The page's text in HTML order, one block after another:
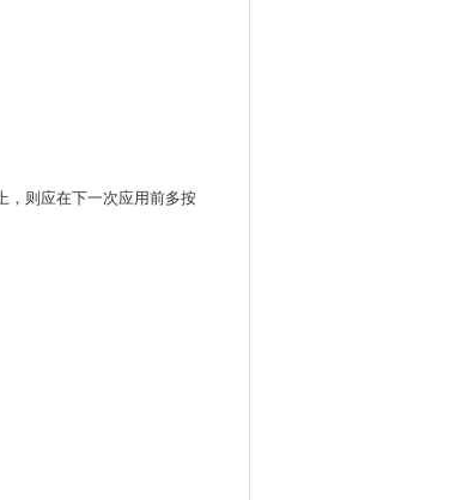
，则应在下一次应用前多按